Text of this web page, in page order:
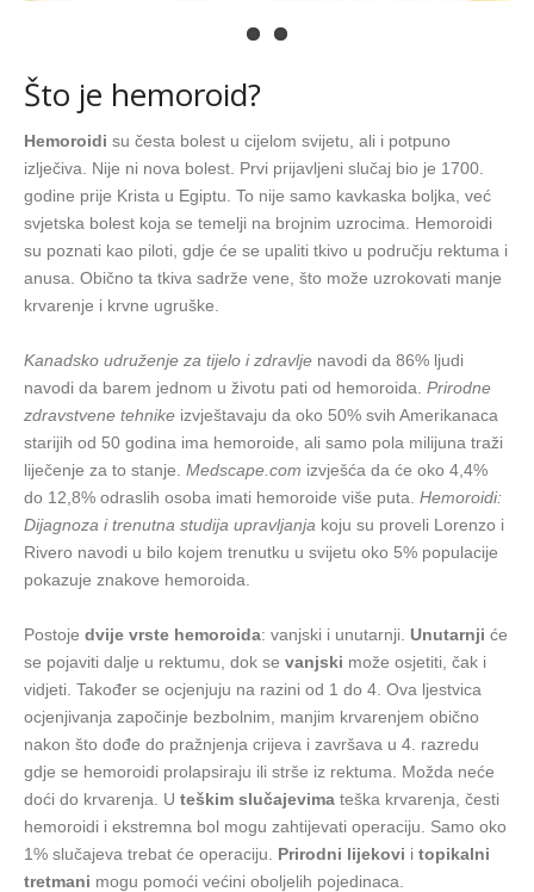
Što je hemoroid?
Hemoroidi su česta bolest u cijelom svijetu, ali i potpuno
izlječiva. Nije ni nova bolest. Prvi prijavljeni slučaj bio je 1700.
godine prije Krista u Egiptu. To nije samo kavkaska boljka, već
svjetska bolest koja se temelji na brojnim uzrocima. Hemoroidi
su poznati kao piloti, gdje će se upaliti tkivo u području rektuma i
anusa. Obično ta tkiva sadrže vene, što može uzrokovati manje
krvarenje i krvne ugruške.
Kanadsko udruženje za tijelo i zdravlje navodi da 86% ljudi
navodi da barem jednom u životu pati od hemoroida. Prirodne
zdravstvene tehnike izvještavaju da oko 50% svih Amerikanaca
starijih od 50 godina ima hemoroide, ali samo pola milijuna traži
liječenje za to stanje. Medscape.com izvješća da će oko 4,4%
do 12,8% odraslih osoba imati hemoroide više puta. Hemoroidi:
Dijagnoza i trenutna studija upravljanja koju su proveli Lorenzo i
Rivero navodi u bilo kojem trenutku u svijetu oko 5% populacije
pokazuje znakove hemoroida.
Postoje dvije vrste hemoroida: vanjski i unutarnji. Unutarnji će
se pojaviti dalje u rektumu, dok se vanjski može osjetiti, čak i
vidjeti. Također se ocjenjuju na razini od 1 do 4. Ova ljestvica
ocjenjivanja započinje bezbolnim, manjim krvarenjem obično
nakon što dođe do pražnjenja crijeva i završava u 4. razredu
gdje se hemoroidi prolapsiraju ili strše iz rektuma. Možda neće
doći do krvarenja. U teškim slučajevima teška krvarenja, česti
hemoroidi i ekstremna bol mogu zahtijevati operaciju. Samo oko
1% slučajeva trebat će operaciju. Prirodni lijekovi i topikalni
tretmani mogu pomoći većini oboljelih pojedinaca.